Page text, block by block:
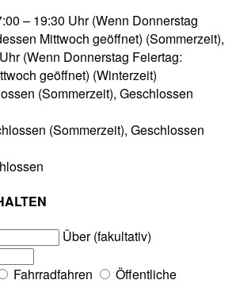
– 19:30 Uhr (Wenn Donnerstag
Mittwoch geöffnet) (Sommerzeit),
(Wenn Donnerstag Feiertag:
geöffnet) (Winterzeit)
(Sommerzeit), Geschlossen
(Sommerzeit), Geschlossen
Über (fakultativ)
Fahrradfahren
Öffentliche